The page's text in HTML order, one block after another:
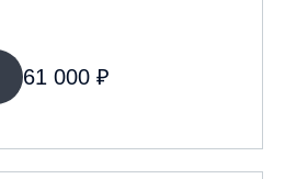
61 000 ₽